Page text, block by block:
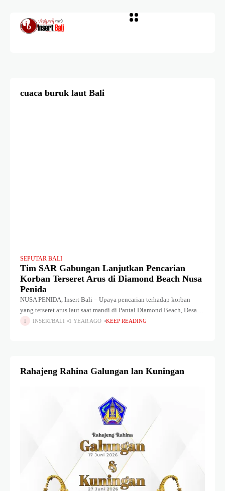
cuaca buruk laut Bali
SEPUTAR BALI
Tim SAR Gabungan Lanjutkan Pencarian
Korban Terseret Arus di Diamond Beach Nusa
Penida
NUSA PENIDA, Insert Bali – Upaya pencarian terhadap korban
yang terseret arus laut saat mandi di Pantai Diamond Beach, Desa
Pejukutan, Kecamatan Nusa Penida, Klungkung, masih terus
INSERTBALI 1 YEAR AGO KEEP READING
Rahajeng Rahina Galungan lan Kuningan